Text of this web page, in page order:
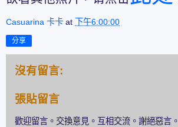
Casuarina 卡卡 at 下午6:00:00
分享
沒有留言:
張貼留言
歡迎留言。交換意見。互相交流。謝絕惡言。